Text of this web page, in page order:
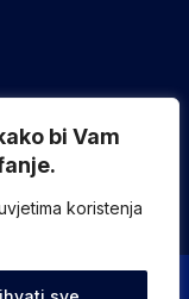
bi Vam
koristenja
komunikacija i